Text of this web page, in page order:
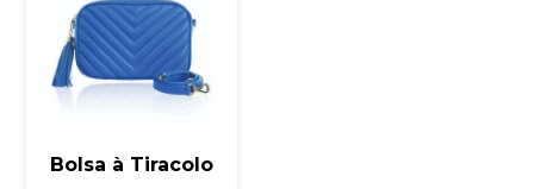
Bolsa à Tiracolo